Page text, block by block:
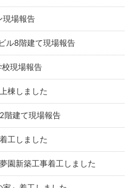
現場報告
ル8階建て現場報告
現場報告
棟しました
階建て現場報告
工しました
園新築工事着工しました